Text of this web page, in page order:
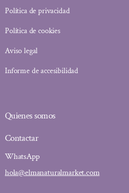
Política de privacidad
Política de cookies
Aviso legal
Informe de accesibilidad
Quienes somos
Contactar
WhatsApp
hola@elmanaturalmarket.com